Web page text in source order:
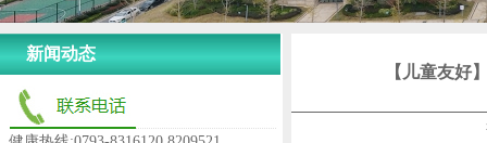
新闻动态
【儿童友好